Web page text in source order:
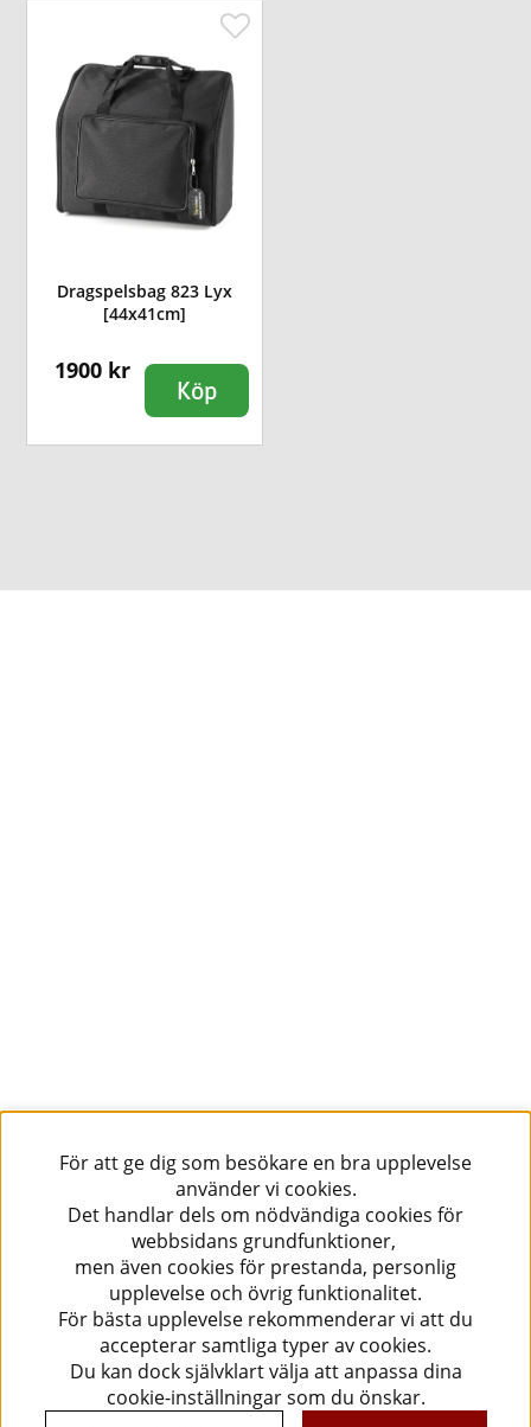
Dragspelsbag 823 Lyx
[44x41cm]
1900 kr
Köp
För att ge dig som besökare en bra upplevelse
använder vi cookies.
Det handlar dels om nödvändiga cookies för
webbsidans grundfunktioner,
men även cookies för prestanda, personlig
upplevelse och övrig funktionalitet.
För bästa upplevelse rekommenderar vi att du
accepterar samtliga typer av cookies.
Du kan dock självklart välja att anpassa dina
cookie-inställningar som du önskar.